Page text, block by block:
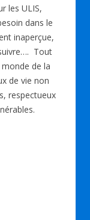
les ULIS,
dans le
inaperçue,
Tout
de la
de vie non
respectueux